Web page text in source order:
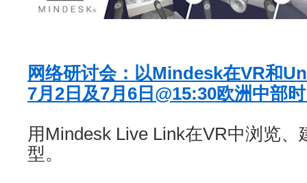
网络研讨会：以Mindesk在VR和
7月2日及7月6日@15:30欧洲中部
用Mindesk Live Link在VR中浏览、
型。